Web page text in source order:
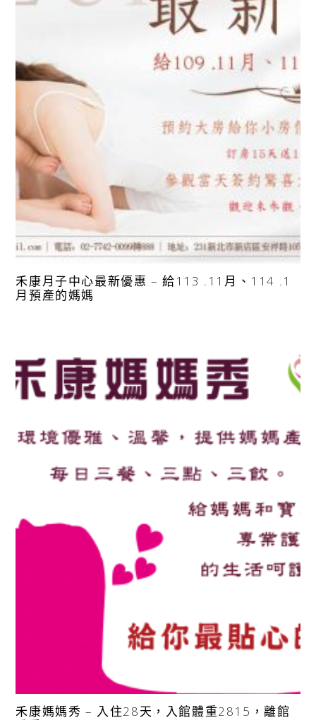
禾康月子中心最新優惠 – 給113 .11月、114 .1
月預產的媽媽
禾康媽媽秀 – 入住28天，入館體重2815，離館